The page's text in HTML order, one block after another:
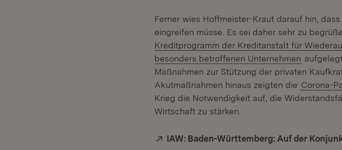
Ferner wies Hoffmeister-Kraut darauf hin,
eingreifen müsse. Es sei daher sehr zu
Kreditprogramm der Kreditanstalt für
besonders betroffenen Unternehmen (Öffnet
Maßnahmen zur Stützung der privaten
Akutmaßnahmen hinaus zeigten die Corona-
Krieg die Notwendigkeit auf, die
Wirtschaft zu stärken.
Extern:
IAW: Baden-Württemberg: Auf der